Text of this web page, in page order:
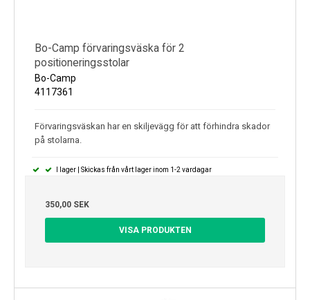
Bo-Camp förvaringsväska för 2
positioneringsstolar
Bo-Camp
4117361
Förvaringsväskan har en skiljevägg för att förhindra skador
på stolarna.
I lager | Skickas från vårt lager inom 1-2 vardagar
350,00 SEK
VISA PRODUKTEN